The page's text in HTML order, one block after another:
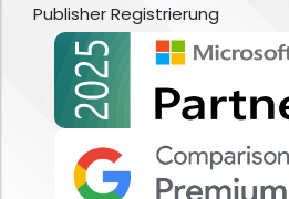
Publisher Registrierung